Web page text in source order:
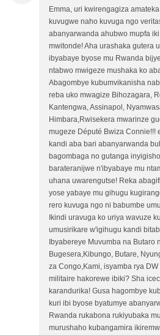
Emma, uri kwirengagiza
kuvugwe naho kuvuga ngo
abanyarwanda ahubwo mupfa
mwitonde! Aha urashaka gutera
ibyabaye byose mu Rwanda
ntabwo mwigeze mushaka ko
Abagombye kubumvikanisha
reba uko mwagize Bihozagara,
Kantengwa, Assinapol,
Himbara,Rwisekera mwarinze
mugeze Député Bwiza Connie!!!
kandi aba bari abanyarwanda
bagombaga no gutanga
barateranijwe n'ibyabaye mu
uhana uwarengutse! Reka
yose yabaye mu gihugu
rero kuvuga ngo ni babumbe
Ikindi uravuga ko uriya wavuze
umusirikare w'igihugu kandi
Ibyabereye Muvumba na Butaro
Bugesera,Kibungo, Butare,
za Congo,Kami, isyamba rya
militaire hakorewe ibiki? Sha
karandurika! Gusa hagombye
kuri ibi byose byatumye
Rwanda rukabona rukiyubaka
murushaho kubangamira